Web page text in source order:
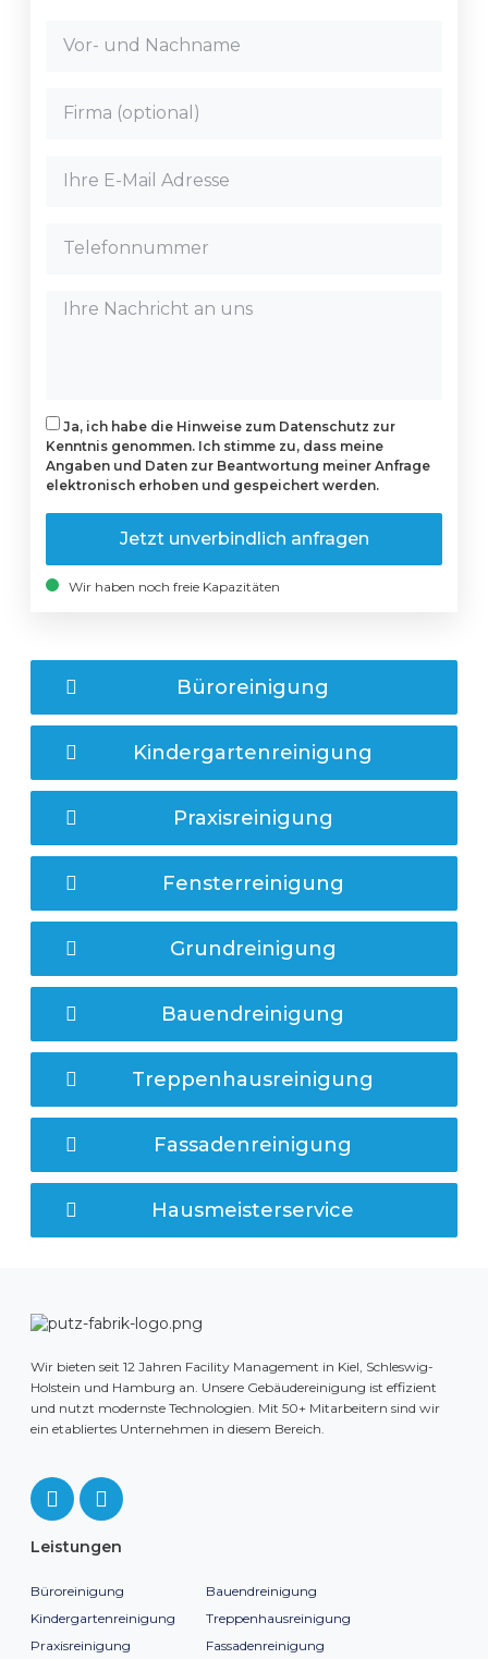
Ja, ich habe die Hinweise zum Datenschutz zur
Kenntnis genommen. Ich stimme zu, dass meine
Angaben und Daten zur Beantwortung meiner Anfrage
elektronisch erhoben und gespeichert werden.
Jetzt unverbindlich anfragen
Wir haben noch freie Kapazitäten
Büroreinigung
Kindergartenreinigung
Praxisreinigung
Fensterreinigung
Grundreinigung
Bauendreinigung
Treppenhausreinigung
Fassadenreinigung
Hausmeisterservice
Wir bieten seit 12 Jahren Facility Management in Kiel, Schleswig-
Holstein und Hamburg an. Unsere Gebäudereinigung ist effizient
und nutzt modernste Technologien. Mit 50+ Mitarbeitern sind wir
ein etabliertes Unternehmen in diesem Bereich.
Leistungen
Büroreinigung
Kindergartenreinigung
Praxisreinigung
Bauendreinigung
Treppenhausreinigung
Fassadenreinigung